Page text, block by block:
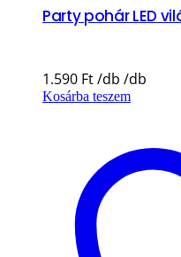
Party pohár LED
1.590 Ft
Kosárba teszem